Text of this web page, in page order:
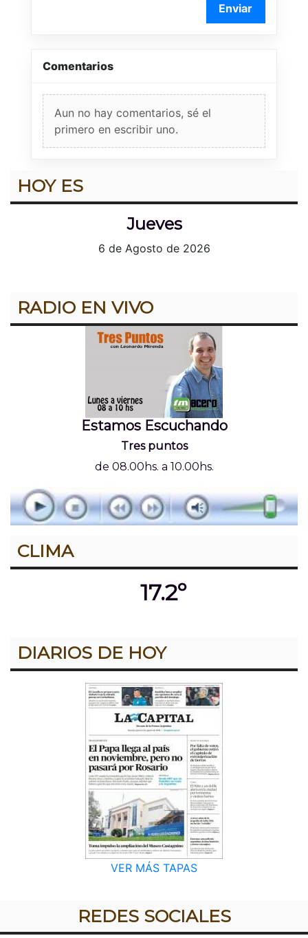
Enviar
Comentarios
Aun no hay comentarios, sé el
primero en escribir uno.
HOY ES
Jueves
6 de Agosto de 2026
RADIO EN VIVO
Estamos Escuchando
Tres puntos
de 08.00hs. a 10.00hs.
CLIMA
17.2º
DIARIOS DE HOY
VER MÁS TAPAS
REDES SOCIALES